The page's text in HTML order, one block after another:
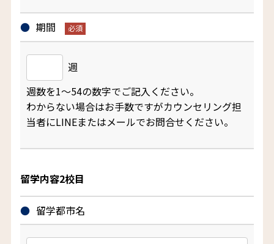
期間
週
週数を1～54の数字でご記入ください。
わからない場合はお手数ですがカウンセリング担
当者にLINEまたはメールでお問合せください。
留学内容2校目
留学都市名